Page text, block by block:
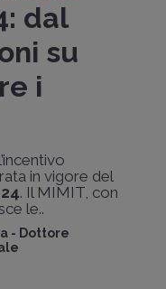
dal
su
i
in vigore del
. Il MIMIT, con
le..
- Dottore